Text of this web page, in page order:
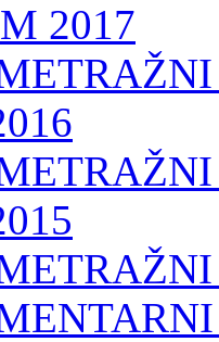
2017